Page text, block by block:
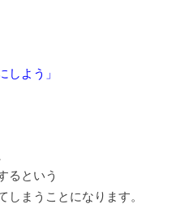
しよう」
るという
しまうことになります。